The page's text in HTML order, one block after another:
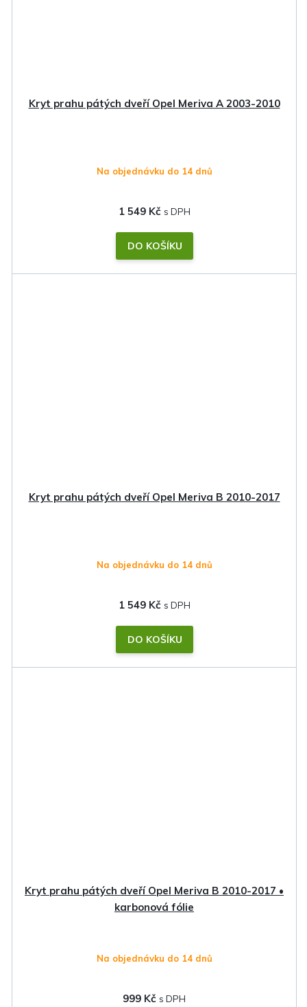
Kryt prahu pátých dveří Opel Meriva A 2003-2010
Na objednávku do 14 dnů
1 549 Kč
DO KOŠÍKU
Kryt prahu pátých dveří Opel Meriva B 2010-2017
Na objednávku do 14 dnů
1 549 Kč
DO KOŠÍKU
Kryt prahu pátých dveří Opel Meriva B 2010-2017 •
karbonová fólie
Na objednávku do 14 dnů
999 Kč